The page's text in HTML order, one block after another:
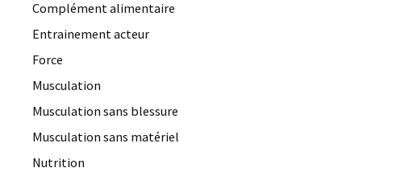
Complément alimentaire
Entrainement acteur
Force
Musculation
Musculation sans blessure
Musculation sans matériel
Nutrition